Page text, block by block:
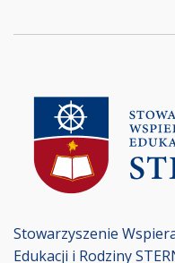
Stowarzyszenie
Edukacji i Rodziny